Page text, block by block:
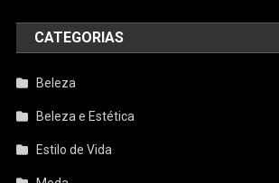
CATEGORIAS
Beleza
Beleza e Estética
Estilo de Vida